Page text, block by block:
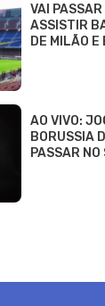
VAI
ASSISTIR
DE MILÃO
AO VIVO:
BORUSSIA
PASSAR